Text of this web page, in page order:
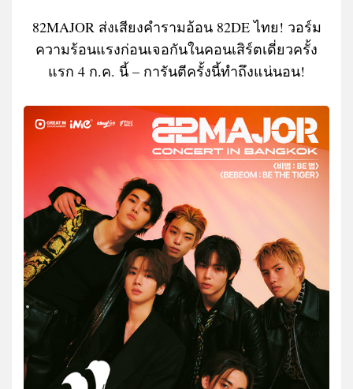
82MAJOR ส่งเสียงคำรามอ้อน 82DE ไทย! วอร์ม
ความร้อนแรงก่อนเจอกันในคอนเสิร์ตเดี่ยวครั้ง
แรก 4 ก.ค. นี้ – การันตีครั้งนี้ทำถึงแน่นอน!